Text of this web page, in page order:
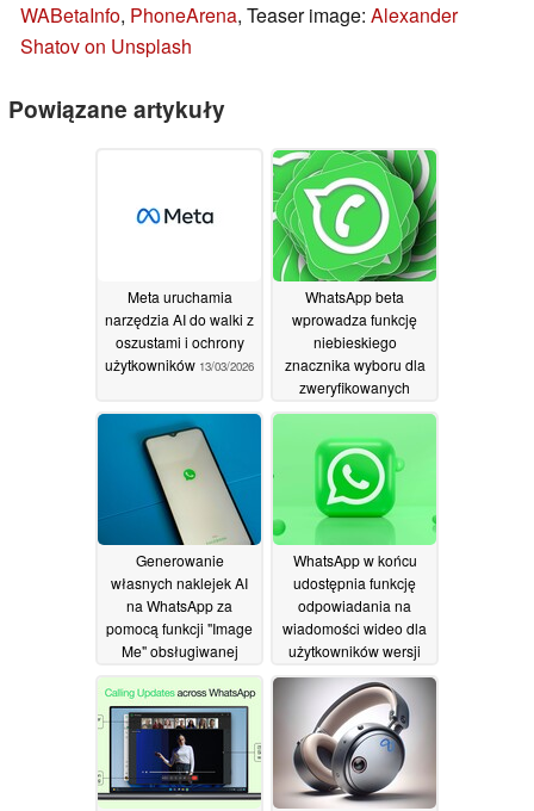
WABetaInfo, PhoneArena, Teaser image: Alexander
Shatov on Unsplash
Powiązane artykuły
Meta uruchamia
narzędzia AI do walki z
oszustami i ochrony
użytkowników 13/03/2026
WhatsApp beta
wprowadza funkcję
niebieskiego
znacznika wyboru dla
zweryfikowanych
kanałów i firm08/07/2024
Generowanie
własnych naklejek AI
na WhatsApp za
pomocą funkcji "Image
Me" obsługiwanej
przez Meta AI02/07/2024
WhatsApp w końcu
udostępnia funkcję
odpowiadania na
wiadomości wideo dla
użytkowników wersji
beta27/06/2024